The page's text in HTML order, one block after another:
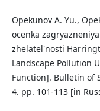
Opekunov A. Yu.,
ocenka
zhelatel'nosti
Landscape Pollution
Function]. Bulletin of
4. pp. 101-113 [in